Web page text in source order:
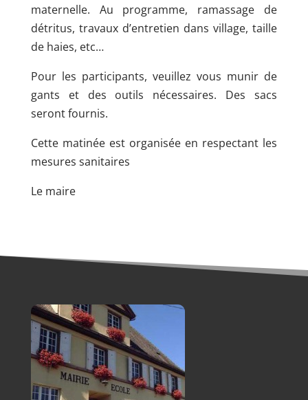
maternelle. Au programme, ramassage de
détritus, travaux d’entretien dans village, taille
de haies, etc…
Pour les participants, veuillez vous munir de
gants et des outils nécessaires. Des sacs
seront fournis.
Cette matinée est organisée en respectant les
mesures sanitaires
Le maire